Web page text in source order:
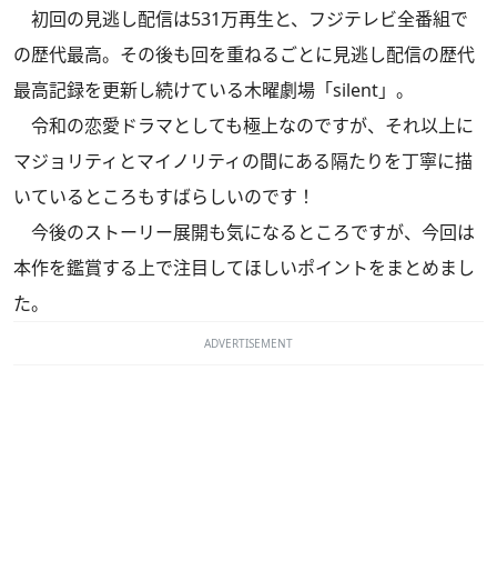
初回の見逃し配信は531万再生と、フジテレビ全番組で
の歴代最高。その後も回を重ねるごとに見逃し配信の歴代
最高記録を更新し続けている木曜劇場「silent」。
令和の恋愛ドラマとしても極上なのですが、それ以上に
マジョリティとマイノリティの間にある隔たりを丁寧に描
いているところもすばらしいのです！
今後のストーリー展開も気になるところですが、今回は
本作を鑑賞する上で注目してほしいポイントをまとめまし
た。
ADVERTISEMENT